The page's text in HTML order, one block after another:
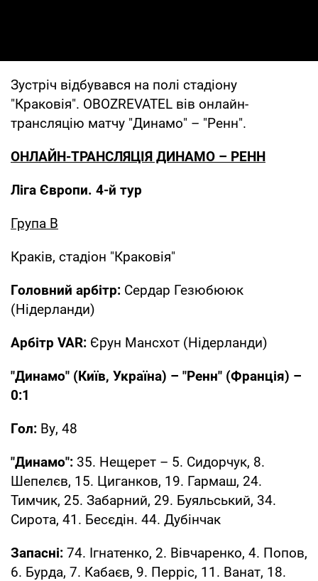
Зустріч відбувався на полі стадіону
"Краковія". OBOZREVATEL вів онлайн-
трансляцію матчу "Динамо" – "Ренн".
ОНЛАЙН-ТРАНСЛЯЦІЯ ДИНАМО – РЕНН
Ліга Європи. 4-й тур
Група В
Краків, стадіон "Краковія"
Головний арбітр: Сердар Гезюбююк
(Нідерланди)
Арбітр VAR: Єрун Мансхот (Нідерланди)
"Динамо" (Київ, Україна) – "Ренн" (Франція) –
0:1
Гол: Ву, 48
"Динамо": 35. Нещерет – 5. Сидорчук, 8.
Шепелєв, 15. Циганков, 19. Гармаш, 24.
Тимчик, 25. Забарний, 29. Буяльський, 34.
Сирота, 41. Бесєдін. 44. Дубінчак
Запасні: 74. Ігнатенко, 2. Вівчаренко, 4. Попов,
6. Бурда, 7. Кабаєв, 9. Перріс, 11. Ванат, 18.